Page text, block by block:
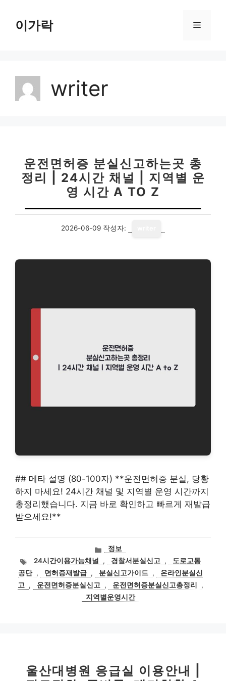
이가락 메
writer
운전면허증 분실신고하는곳 총
정리 | 24시간 채널 | 지역별 운
영 시간 A TO Z
2026-06-09 작성자:
## 메타 설명 (80-100자) **운전면허증 분실, 당황
하지 마세요! 24시간 채널 및 지역별 운영 시간까지
총정리했습니다. 지금 바로 확인하고 빠르게 재발급
받으세요!**
카
고
리
정보
태
그
24시간이용가능채널 , 경찰서분실신고 ,
도로교통
공단 , 면허증재발급 , 분실신고가이드 ,
온라인분실신
고
, 운전면허증분실신고 , 운전면허증분실신고총정리
,
지역별운영시간
울산대병원 응급실 이용안내 |